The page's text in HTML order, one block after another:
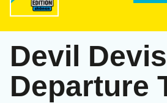
Devil
Departure